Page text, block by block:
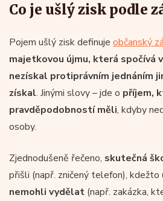
Co je ušlý zisk podle
Pojem ušlý zisk definuje občanský
majetkovou újmu, která spočívá
nezískal protiprávním jednáním
získal. Jinými slovy – jde o příjem,
pravděpodobností měli, kdyby
osoby.
Zjednodušeně řečeno, skutečná
přišli (např. zničený telefon), kdežto
nemohli vydělat (např. zakázka,